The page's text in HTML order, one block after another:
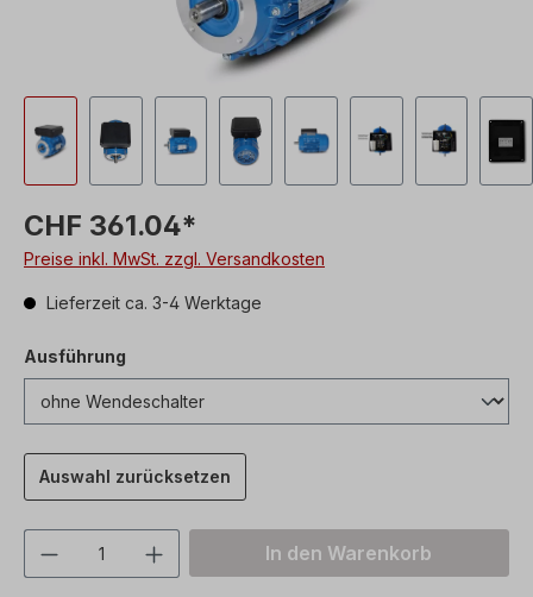
CHF 361.04*
Preise inkl. MwSt. zzgl. Versandkosten
Lieferzeit ca. 3-4 Werktage
Ausführung
Auswahl zurücksetzen
Produkt Anzahl: Gib denIn den Warenkorb